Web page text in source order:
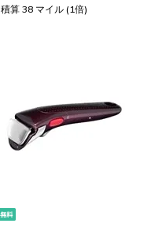
積算 38 マイル (1倍)